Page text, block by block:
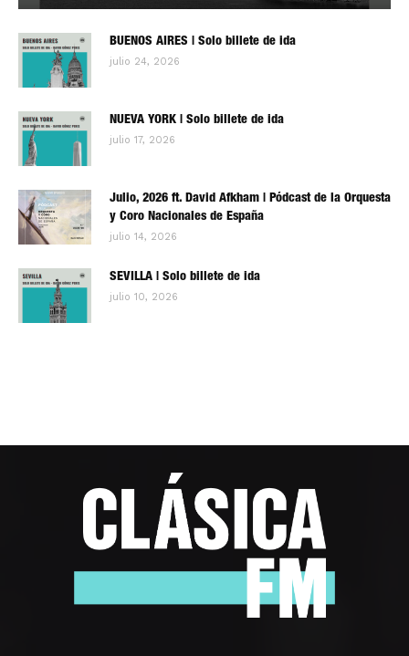
BUENOS AIRES | Solo billete de ida
julio 24, 2026
NUEVA YORK | Solo billete de ida
julio 17, 2026
Julio, 2026 ft. David Afkham | Pódcast de la Orquesta
y Coro Nacionales de España
julio 14, 2026
SEVILLA | Solo billete de ida
julio 10, 2026